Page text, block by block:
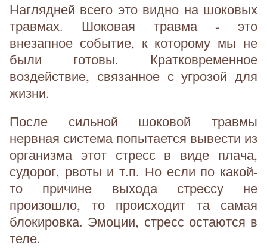
Наглядней всего это видно на шоковых
травмах. Шоковая травма - это
внезапное событие, к которому мы не
были готовы. Кратковременное
воздействие, связанное с угрозой для
жизни.
После сильной шоковой травмы
нервная система попытается вывести из
организма этот стресс в виде плача,
судорог, рвоты и т.п. Но если по какой-
то причине выхода стрессу не
произошло, то происходит та самая
блокировка. Эмоции, стресс остаются в
теле.